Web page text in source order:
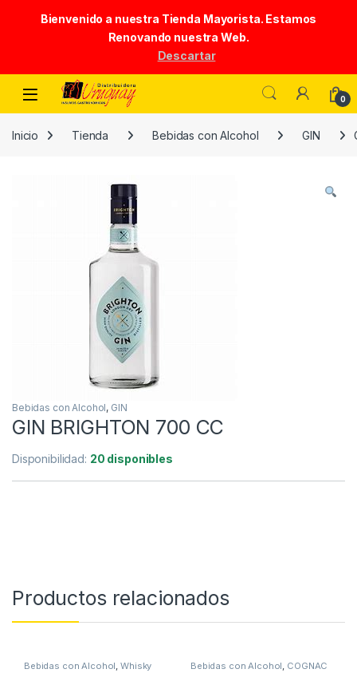
Bienvenido a nuestra Tienda Mayorista. Estamos
Renovando nuestra Web.
Descartar
Skip to navigation
Skip to content
0
Inicio Tienda Bebidas con Alcohol GIN
Bebidas con Alcohol, GIN
GIN BRIGHTON 700 CC
Disponibilidad: 20 disponibles
Productos relacionados
Bebidas con Alcohol,Whisky Bebidas con Alcohol, COGNAC